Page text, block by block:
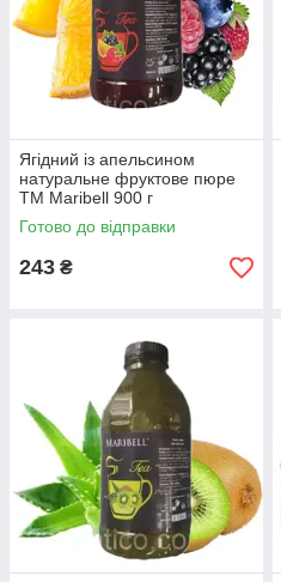
Ягідний із апельсином
натуральне фруктове пюре
ТМ Maribell 900 г
Готово до відправки
243 ₴